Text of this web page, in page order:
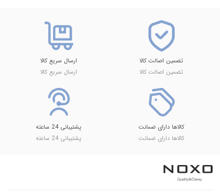
تضمین اصالت کالا
تضمین اصالت کالا
ارسال سریع کالا
ارسال سریع کالا
کالاها دارای ضمانت
کالاها دارای ضمانت
پشتیبانی 24 ساعته
پشتیبانی 24 ساعته